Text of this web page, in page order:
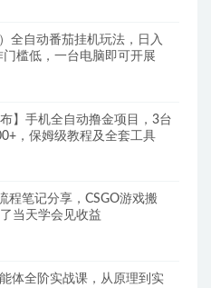
全自动番茄挂机玩法，日入
槛低，一台电脑即可开展
布】手机全自动撸金项目，3台
，保姆级教程及全套工具
程笔记分享，CSGO游戏搬
当天学会见收益
体全阶实战课，从原理到实